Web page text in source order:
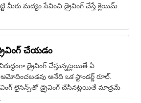
మీరు మద్యం సేవించి డ్రైవింగ్ చేస్తే క్లెయిమ్​
చేయడం
డ్రైవింగ్ చేస్తున్నట్లయితే ఏ
అనేది ఒక స్టాండర్డ్ రూల్.
లైసెన్స్‌తో డ్రైవింగ్ చేసినట్లయితే మాత్రమే